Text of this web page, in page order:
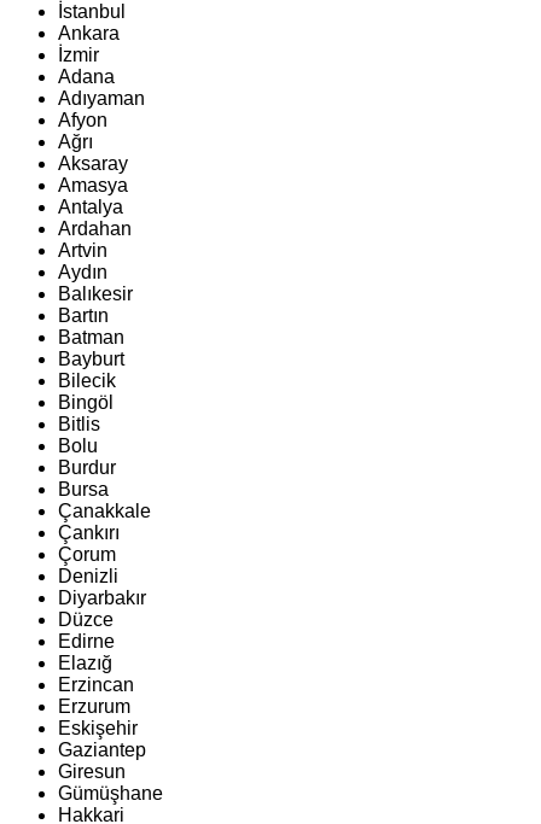
İstanbul
Ankara
İzmir
Adana
Adıyaman
Afyon
Ağrı
Aksaray
Amasya
Antalya
Ardahan
Artvin
Aydın
Balıkesir
Bartın
Batman
Bayburt
Bilecik
Bingöl
Bitlis
Bolu
Burdur
Bursa
Çanakkale
Çankırı
Çorum
Denizli
Diyarbakır
Düzce
Edirne
Elazığ
Erzincan
Erzurum
Eskişehir
Gaziantep
Giresun
Gümüşhane
Hakkari